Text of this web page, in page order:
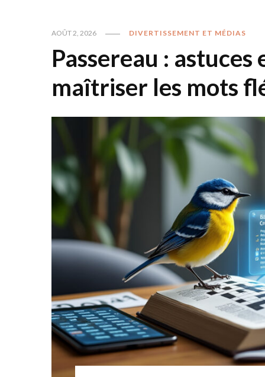
AOÛT 2, 2026 DIVERTISSEMENT ET MÉDIAS
Passereau :
maîtriser les mots